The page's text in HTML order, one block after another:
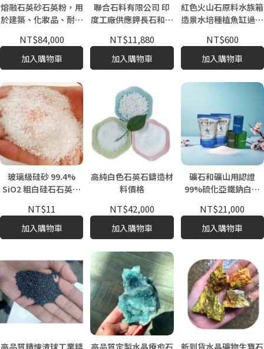
熔融石英砂石英粉，用
於建築、化妝品、耐火
NT$84,000
加入購物車
聯合石料有限公司 印
度工廠供應鉀長石和鈉
NT$11,880
加入購物車
紅色火山石原料水族箱
造景水培種植魚缸過濾
12毫米
NT$600
加入購物車
玻璃級硅砂 99.4%
SiO2 粗白硅石石英砂
25kg/50kg 包裝
WEIRAN
NT$11
加入購物車
高純白色石英石鑄造材
料價格
NT$42,000
加入購物車
礦石和礦山用認證
99%硫化亞鐵鈉白色
NT$21,000
加入購物車
高品質精煉渣球工業鑄
高品質定製水晶療愈石
新到貨水晶礦物生寶石